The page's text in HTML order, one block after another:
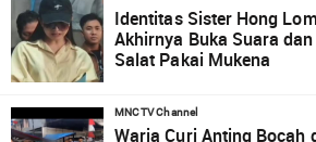
Identitas Sister Hong
Akhirnya Buka Suara
Salat Pakai Mukena
MNCTV Channel
Waria Curi Anting Bocah